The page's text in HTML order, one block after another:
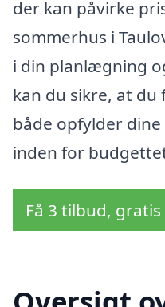
der kan påvirke
sommerhus i
i din planlægning
kan du sikre, at
både opfylder
inden for
Få 3 tilbud,